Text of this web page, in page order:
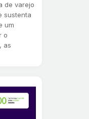
de varejo
sustenta
um
o
as